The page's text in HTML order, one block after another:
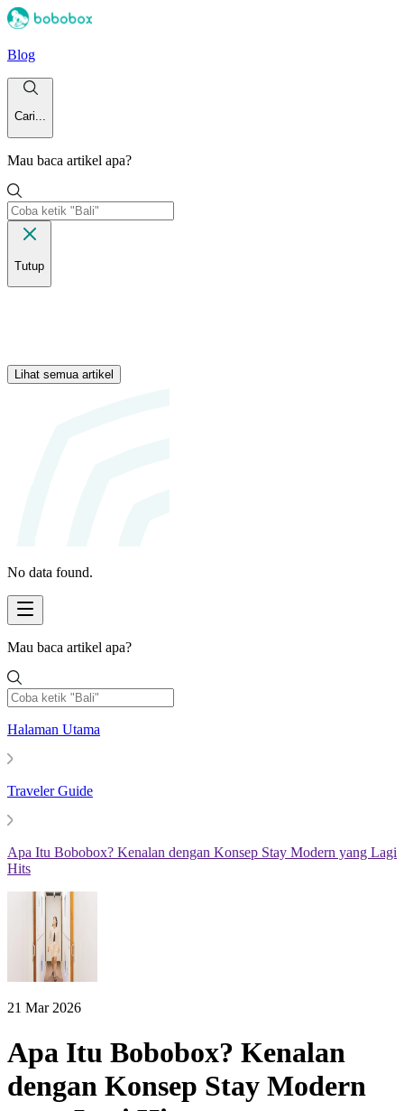
Blog
Cari...
Mau baca artikel apa?
Tutup
Lihat semua artikel
No data found.
Mau baca artikel apa?
Halaman Utama
Traveler Guide
Apa Itu Bobobox? Kenalan dengan Konsep Stay Modern yang Lagi
Hits
21 Mar 2026
Apa Itu Bobobox? Kenalan
dengan Konsep Stay Modern